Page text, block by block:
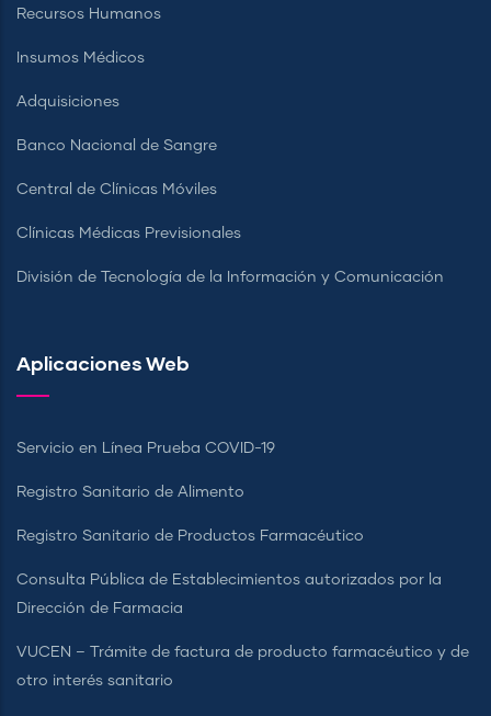
Recursos Humanos
Insumos Médicos
Adquisiciones
Banco Nacional de Sangre
Central de Clínicas Móviles
Clínicas Médicas Previsionales
División de Tecnología de la Información y Comunicación
Aplicaciones Web
Servicio en Línea Prueba COVID-19
Registro Sanitario de Alimento
Registro Sanitario de Productos Farmacéutico
Consulta Pública de Establecimientos autorizados por la
Dirección de Farmacia
VUCEN – Trámite de factura de producto farmacéutico y de
otro interés sanitario